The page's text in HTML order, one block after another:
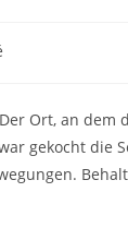
Ort, an dem
gekocht die